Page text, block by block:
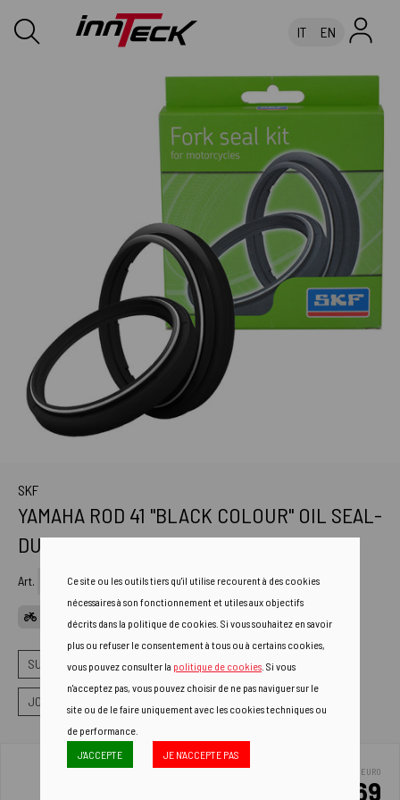
IT EN
SKF
YAMAHA ROD 41 "BLACK COLOUR" OIL SEAL-
DUST COVER KIT
Art. KITB-41Y
SUSPENSIONS JOINTS DE FOURCHE
JOINTS ANTI-POUSSIÈRE ET ANTI-HUILE COUL
EURO
37.69
Ce site ou les outils tiers qu'il utilise recourent à des cookies
nécessaires à son fonctionnement et utiles aux objectifs
décrits dans la politique de cookies. Si vous souhaitez en savoir
plus ou refuser le consentement à tous ou à certains cookies,
vous pouvez consulter la politique de cookies . Si vous
n'acceptez pas, vous pouvez choisir de ne pas naviguer sur le
site ou de le faire uniquement avec les cookies techniques ou
de performance.
J'ACCEPTE
JE N'ACCEPTE PAS